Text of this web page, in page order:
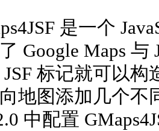
是一个
Google Maps 与
JSF 标记就可以
地图添加几个不
中配置